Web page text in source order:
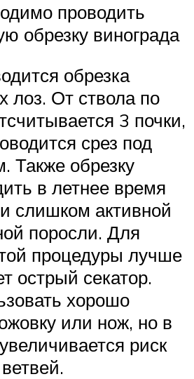
проводить
обрезку винограда
обрезка
лоз. От ствола по
3 почки,
срез под
Также обрезку
в летнее время
слишком активной
поросли. Для
процедуры лучше
острый секатор.
хорошо
или нож, но в
риск